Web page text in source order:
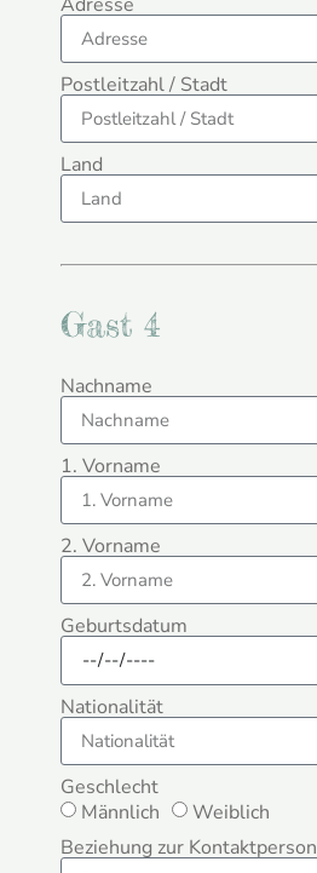
Postleitzahl / Stadt
Land
Gast 4
Nachname
1. Vorname
2. Vorname
Geburtsdatum
Nationalität
Geschlecht
Männlich
Weiblich
Beziehung zur Kontaktperson